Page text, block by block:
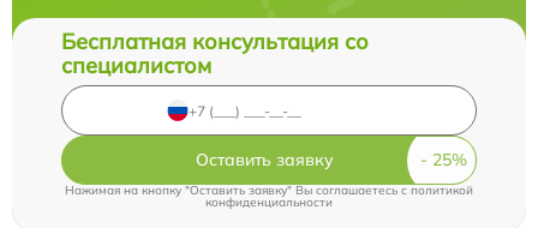
Бесплатная консультация со
специалистом
Оставить заявку
Нажимая на кнопку "Оставить заявку" Вы соглашаетесь c политикой
конфиденциальности